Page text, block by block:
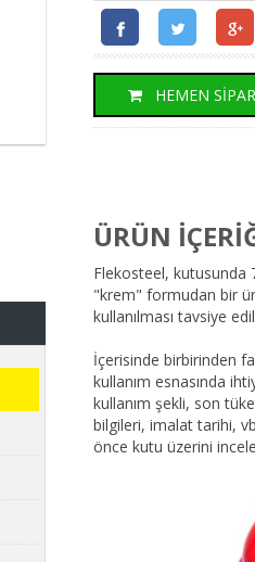
HEMEN
ÜRÜN
Flekosteel, kutusunda
"krem" formudan bir
kullanılması tavsiye
İçerisinde birbirinden
kullanım esnasında
kullanım şekli, son
bilgileri, imalat tarihi,
önce kutu üzerini